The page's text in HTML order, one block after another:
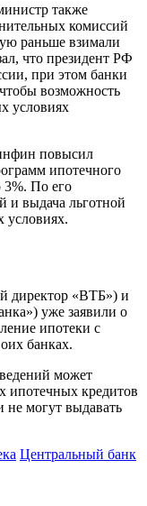
также
комиссий
раньше взимали
что президент РФ
при этом банки
возможность
условиях
повысил
ипотечного
3%. По его
и выдача льготной
условиях.
директор «ВТБ») и
уже заявили о
ипотеки с
банках.
может
ипотечных кредитов
не могут выдавать
Центральный банк